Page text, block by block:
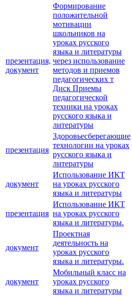
презентация,
документ
Формирование
положительной
мотивации
школьников на
уроках русского
языка и литературы
через использование
методов и приемов
педагогических т
Диск Приемы
педагогической
техники на уроках
русского языка и
литературы
презентация
Здоровьесберегающие
технологии на уроках
русского языка и
литературы
документ
Использование ИКТ
на уроках русского
языка и литературы
презентация
Использование ИКТ
на уроках русского
языка и литературы.
документ
Проектная
деятельность на
уроках русского
языка и литературы.
документ
Мобильный класс на
уроках русского
языка и литературы